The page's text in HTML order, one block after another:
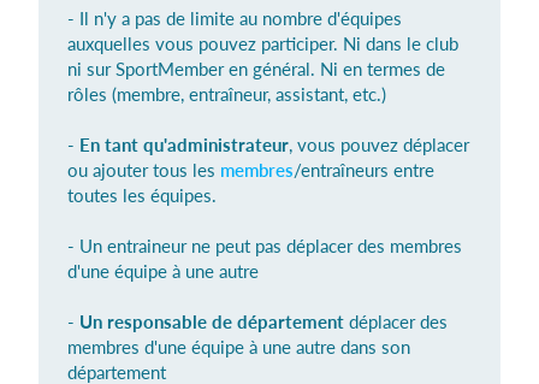
- Il n'y a pas de limite au nombre d'équipes
auxquelles vous pouvez participer. Ni dans le club
ni sur SportMember en général. Ni en termes de
rôles (membre, entraîneur, assistant, etc.)
- En tant qu'administrateur, vous pouvez déplacer
ou ajouter tous les membres/entraîneurs entre
toutes les équipes.
- Un entraineur ne peut pas déplacer des membres
d'une équipe à une autre
- Un responsable de département déplacer des
membres d'une équipe à une autre dans son
département